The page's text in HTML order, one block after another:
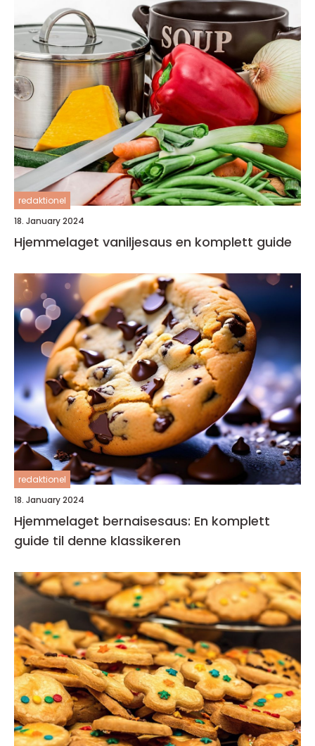
redaktionel
18. January 2024
Hjemmelaget vaniljesaus en komplett guide
redaktionel
18. January 2024
Hjemmelaget bernaisesaus: En komplett
guide til denne klassikeren